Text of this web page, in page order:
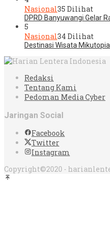
Nasional35 Dilihat
DPRD Banyuwangi Gelar
5
Nasional34 Dilihat
Destinasi Wisata
Redaksi
Tentang Kami
Pedoman Media Cyber
Jaringan Social
Facebook
Twitter
Instagram
Copyright©2020 -